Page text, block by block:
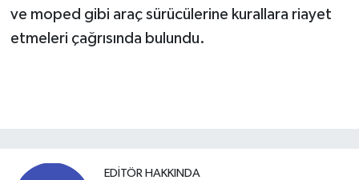
ve moped gibi araç sürücülerine kurallara riayet
etmeleri çağrısında bulundu.
EDITÖR HAKKINDA